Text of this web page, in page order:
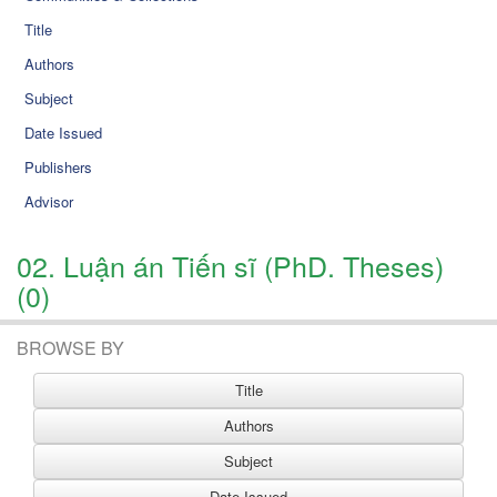
Title
Authors
Subject
Date Issued
Publishers
Advisor
02. Luận án Tiến sĩ (PhD. Theses)
(0)
BROWSE BY